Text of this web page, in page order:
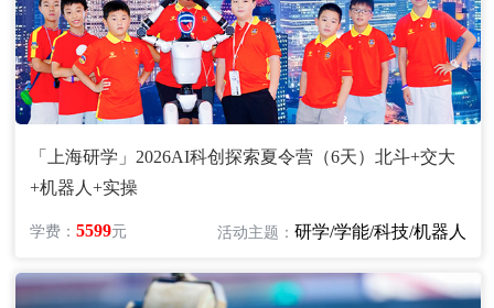
「上海研学」2026AI科创探索夏令营（6天）北斗+交大
+机器人+实操
学费：5599元 活动主题： 研学/学能/科技/机器人